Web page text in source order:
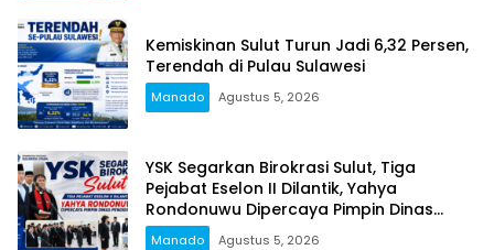
Kemiskinan Sulut Turun Jadi 6,32 Persen,
Terendah di Pulau Sulawesi
Manado Agustus 5, 2026
YSK Segarkan Birokrasi Sulut, Tiga
Pejabat Eselon II Dilantik, Yahya
Rondonuwu Dipercaya Pimpin Dinas
Pendidikan
Manado Agustus 5, 2026